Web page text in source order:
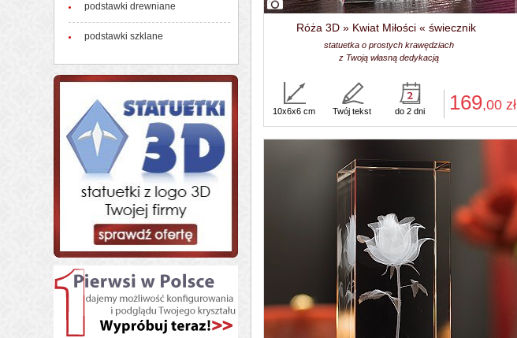
podstawki drewniane
podstawki szklane
Róża 3D » Kwiat Miłości « świecznik
statuetka o prostych krawędziach
z Twoją własną dedykacją
169,00zł
10x6x6 cm Twój tekst do 2 dni